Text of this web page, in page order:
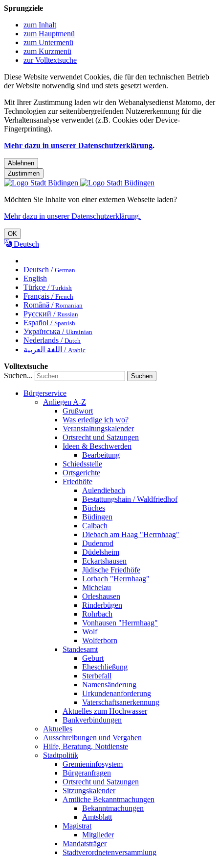
Sprungziele
zum Inhalt
zum Hauptmenü
zum Untermenü
zum Kurzmenü
zur Volltextsuche
Diese Website verwendet Cookies, die für den technischen Betrieb
der Website notwendig sind und stets gesetzt werden.
Mit Ihrer Zustimmung laden wir den Webanalysedienst Matomo, der
Technologien zur seitenübergreifenden Nutzererkennung für die
Verhaltensanalyse verwendet (z.B. Cookies oder Device-
Fingerprinting).
Mehr dazu in unserer Datenschutzerklärung.
Ablehnen
Zustimmen
Möchten Sie Inhalte von einer externen Webseite laden?
Mehr dazu in unserer Datenschutzerklärung.
OK
Deutsch
Deutsch / German
English
Türkçe / Turkish
Français / French
Română / Romanian
Русский / Russian
Español / Spanish
Українська / Ukrainian
Nederlands / Dutch
اللغة العربية / Arabic
Volltextsuche
Suchen...
Suchen
Bürgerservice
Anliegen A-Z
Grußwort
Was erledige ich wo?
Veranstaltungskalender
Ortsrecht und Satzungen
Ideen & Beschwerden
Bearbeitung
Schiedsstelle
Ortsgerichte
Friedhöfe
Aulendiebach
Bestattungshain / Waldfriedhof
Büches
Büdingen
Calbach
Diebach am Haag "Herrnhaag"
Dudenrod
Düdelsheim
Eckartshausen
Jüdische Friedhöfe
Lorbach "Herrnhaag"
Michelau
Orleshausen
Rinderbügen
Rohrbach
Vonhausen "Herrnhaag"
Wolf
Wolferborn
Standesamt
Geburt
Eheschließung
Sterbefall
Namensänderung
Urkundenanforderung
Vaterschaftsanerkennung
Aktuelles zum Hochwasser
Bankverbindungen
Aktuelles
Ausschreibungen und Vergaben
Hilfe, Beratung, Notdienste
Stadtpolitik
Gremieninfosystem
Bürgeranfragen
Ortsrecht und Satzungen
Sitzungskalender
Amtliche Bekanntmachungen
Bekanntmachungen
Amtsblatt
Magistrat
Mitglieder
Mandatsträger
Stadtverordnetenversammlung